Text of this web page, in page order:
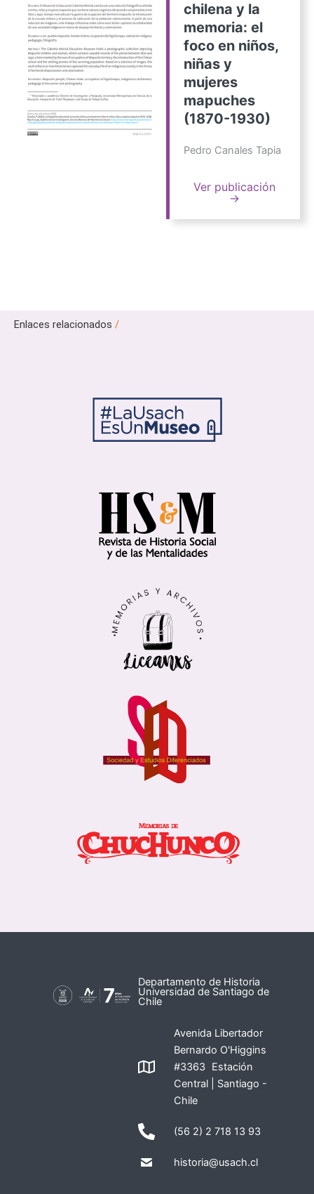
chilena y la
memoria: el
foco en niños,
niñas y
mujeres
mapuches
(1870-1930)
Pedro Canales Tapia
Ver publicación
→
Enlaces relacionados /
Departamento de Historia
Universidad de Santiago de
Chile
Avenida Libertador
Bernardo O'Higgins
#3363 Estación
Central | Santiago -
Chile
(56 2) 2 718 13 93
historia@usach.cl